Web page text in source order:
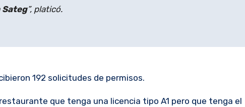
Sateg”, platicó.
192 solicitudes de permisos.
que tenga una licencia tipo A1 pero que tenga el